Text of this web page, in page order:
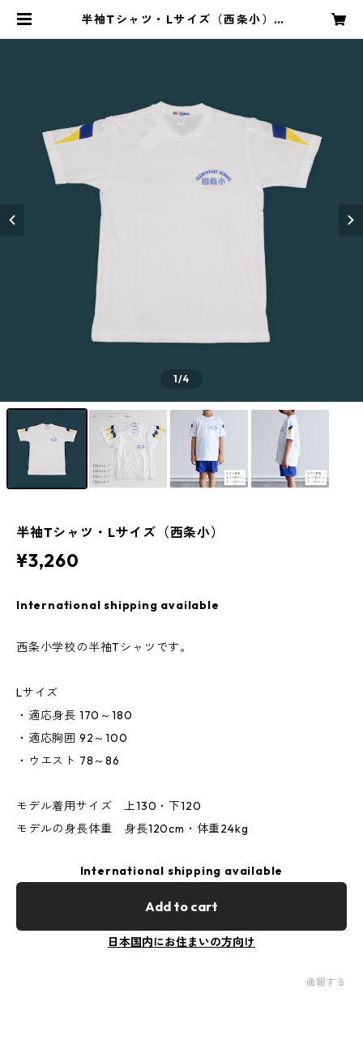
半袖Tシャツ・Lサイズ（西条小） |
1/4
半袖Tシャツ・Lサイズ（西条小）
¥3,260
International shipping available
西条小学校の半袖Tシャツです。
Lサイズ
・適応身長 170～180
・適応胸囲 92～100
・ウエスト 78～86
モデル着用サイズ 上130・下120
モデルの身長体重 身長120cm・体重24kg
International shipping available
Add to cart
日本国内にお住まいの方向け
通報する